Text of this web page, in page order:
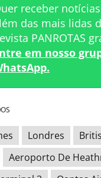
receber
das mais lidas
PANROTAS
em nosso
Londres
Aeroporto De